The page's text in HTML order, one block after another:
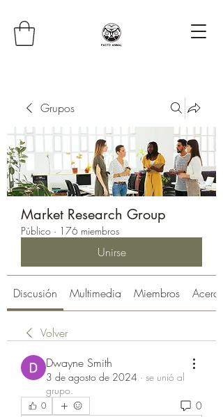
Grupos
Market Research Group
Público · 176 miembros
Unirse
Discusión Multimedia Miembros Acerca
Volver
Dwayne Smith
3 de agosto de 2024 · se unió al
grupo.
0 0